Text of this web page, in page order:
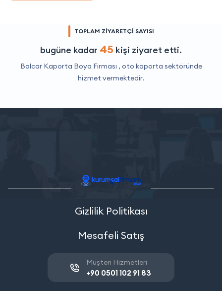
TOPLAM ZİYARETÇİ SAYISI
bugüne kadar 45 kişi ziyaret etti.
Balcar Kaporta Boya Firması , oto kaporta sektöründe
hizmet vermektedir.
Gizlilik Politikası
Mesafeli Satış
Müşteri Hizmetleri
+90 0501 102 91 83